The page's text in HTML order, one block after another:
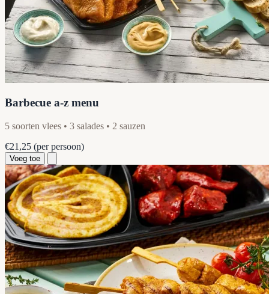
Barbecue a-z menu
5 soorten vlees • 3 salades • 2 sauzen
€21,25 (per persoon)
Voeg toe